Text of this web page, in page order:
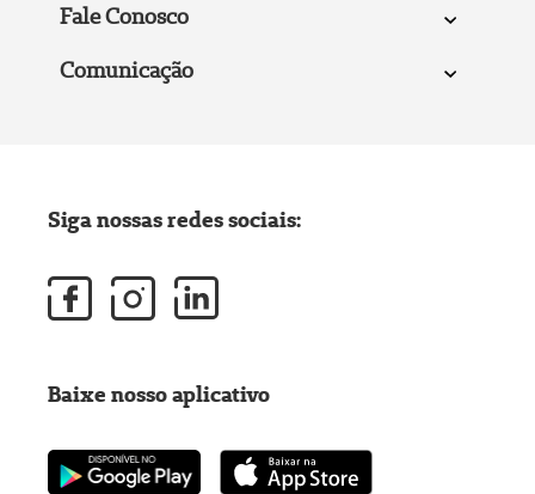
Fale Conosco
Comunicação
Siga nossas redes sociais:
Baixe nosso aplicativo